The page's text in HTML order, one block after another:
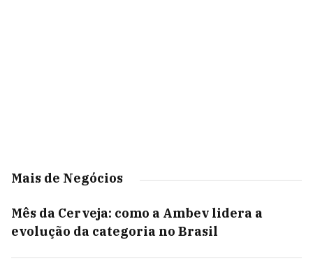
Mais de Negócios
Mês da Cerveja: como a Ambev lidera a
evolução da categoria no Brasil